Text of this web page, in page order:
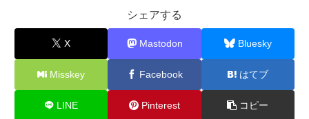
シェアする
X Mastodon Bluesky
Misskey Facebook はてブ
LINE Pinterest コピー